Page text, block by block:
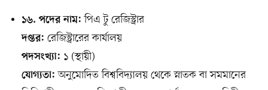
১৬. পদের নাম: পিএ টু রেজিস্ট্রার
দপ্তর: রেজিস্ট্রারের কার্যালয়
পদসংখ্যা: ১ (স্থায়ী)
যোগ্যতা: অনুমোদিত বিশ্ববিদ্যালয় থেকে স্নাতক বা সমমানের